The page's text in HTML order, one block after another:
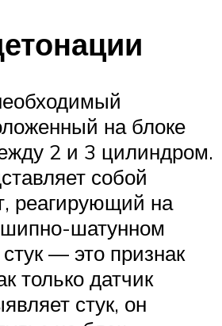
на блоке
2 и 3 цилиндром.
собой
реагирующий на
шатунном
— это признак
только датчик
стук, он